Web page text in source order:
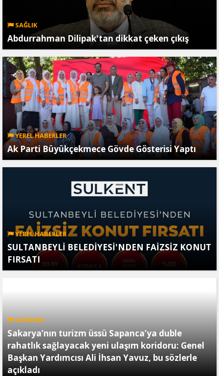
SAĞLIK
Abdurrahman Dilipak'tan dikkat çeken çıkış
YEREL HABERLER
Ak Parti Büyükçekmece Gövde Gösterisi Yaptı
YEREL HABERLER
SULTANBEYLİ BELEDİYESİ'NDEN FAİZSİZ KONUT
FIRSATI
GÜNDEM
Sakarya’nın turizm üssü Sapanca’ya duble
rahatlık sağlayacak yeni ulaşım koridoru: Genel
Başkan Yardımcısı Ali İhsan Yavuz, bu sözlerle
açıkladı